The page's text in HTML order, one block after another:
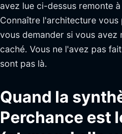
avez lue ci-dessus remonte
Connaître l'architecture
vous demander si vous avez
caché. Vous ne l'avez pas
sont pas là.
Quand la
Perchance est